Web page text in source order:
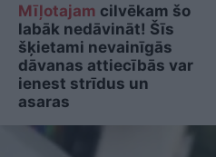
Mīļotajam cilvēkam šo
labāk nedāvināt! Šīs
šķietami nevainīgās
dāvanas attiecībās var
ienest strīdus un
asaras